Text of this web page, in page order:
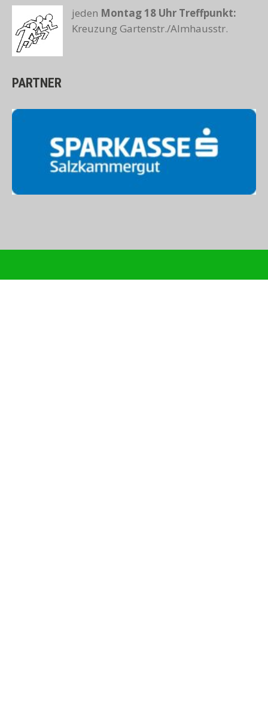
jeden Montag 18 Uhr Treffpunkt:
Kreuzung Gartenstr./Almhausstr.
PARTNER